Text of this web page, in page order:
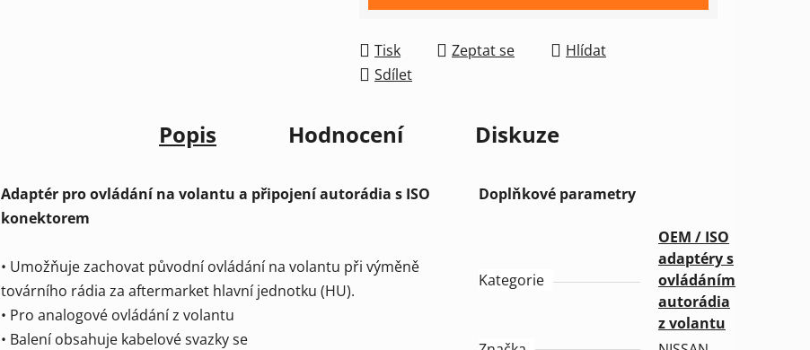
Tisk Zeptat se
Hlídat
Sdílet
Popis Hodnocení Diskuze
Adaptér pro ovládání na volantu a připojení autorádia s ISO
konektorem
• Umožňuje zachovat původní ovládání na volantu při výměně
továrního rádia za aftermarket hlavní jednotku (HU).
• Pro analogové ovládání z volantu
• Balení obsahuje kabelové svazky se
Doplňkové parametry
Kategorie
OEM / ISO
adaptéry s
ovládáním
autorádia
z volantu